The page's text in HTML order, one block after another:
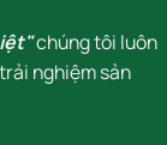
chúng tôi luôn
nghiệm sản